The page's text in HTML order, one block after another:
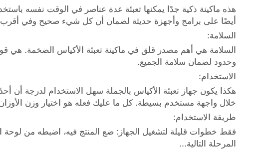
هذه ماكينة ذكية جدًا يمكنها تعبئة عدة عناصر في الوقت نفسه
أيضًا على برامج وأجهزة حديثة لضمان أن كل شيء صحيح وفي
السلامة:
السلامة هي أهم مصدر قلق في ماكينة تعبئة الأكياس الضخمة. هي
وحدود لضمان سلامة الجميع.
الاستخدام:
هكذا يكون جهاز تعبئة الأكياس بالجملة سهل الاستخدام لدرجة أن
خلال واجهة مستخدم بسيطة. كل ما عليك فعله هو اختيار وزن
طريقة الاستخدام:
فقط خطوات قليلة لتشغيل الجهاز: ضع المنتج فيه، اضبطه من لوحة
المرحلة التالية...